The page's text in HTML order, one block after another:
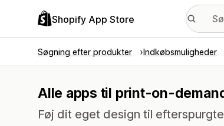
Shopify App Store
Søgning efter produkter Indkøbsmuligheder
Alle apps til print-on-
Føj dit eget design til